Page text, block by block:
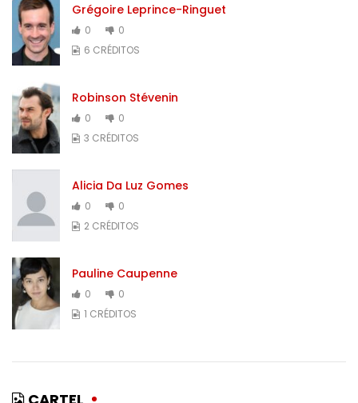
Grégoire Leprince-Ringuet
0
0
6 CRÉDITOS
Robinson Stévenin
0
0
3 CRÉDITOS
Alicia Da Luz Gomes
0
0
2 CRÉDITOS
Pauline Caupenne
0
0
1 CRÉDITOS